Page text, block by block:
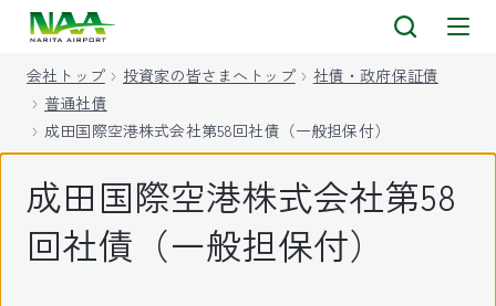
会社トップ 投資家の皆さまへトップ
社債・政府保証債
普通社債
成田国際空港株式会社第58回社債（一般担保付）
成田国際空港株式会社第58
回社債（一般担保付）